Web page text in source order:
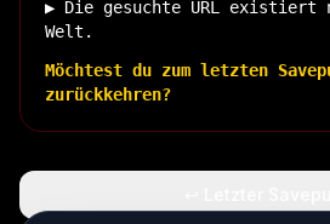
▶ Die gesuchte URL
Welt.
Möchtest du zum letzten
zurückkehren?